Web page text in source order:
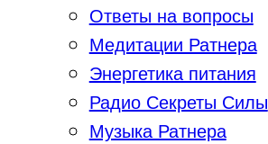
Ответы на вопросы
Медитации Ратнера
Энергетика питания
Радио Секреты Силы
Музыка Ратнера